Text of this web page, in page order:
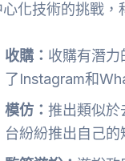
化技術的挑戰，
收購： 收購有潛
了Instagram和
模仿： 推出類似於
台紛紛推出自己